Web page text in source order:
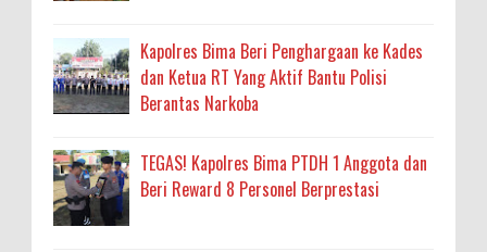
Kapolres Bima Beri Penghargaan ke Kades
dan Ketua RT Yang Aktif Bantu Polisi
Berantas Narkoba
TEGAS! Kapolres Bima PTDH 1 Anggota dan
Beri Reward 8 Personel Berprestasi